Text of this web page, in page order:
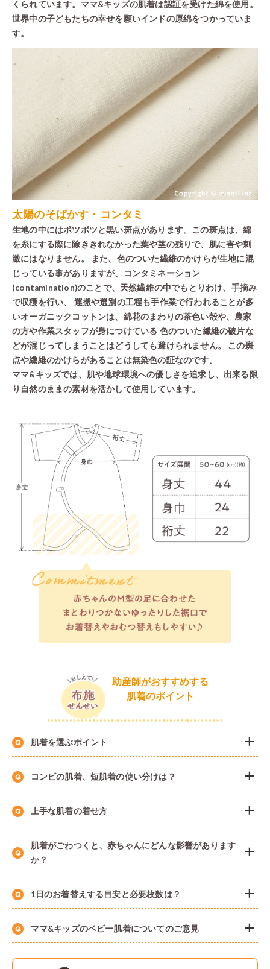
こだ
オーガニックコッ
糸作り
糸になる前の繊維の束を2本使
むぐことで、伸縮性・弾力・
こだ
デリケートな赤
考え